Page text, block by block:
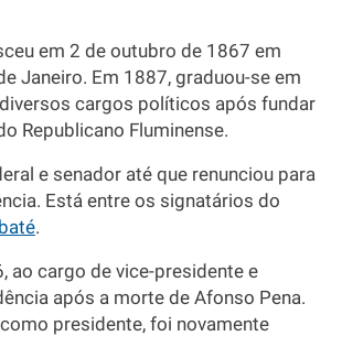
em 2 de outubro de 1867 em
Janeiro. Em 1887, graduou-se em
cargos políticos após fundar
Republicano Fluminense.
e senador até que renunciou para
Está entre os signatários do
.
ao cargo de vice-presidente e
após a morte de Afonso Pena.
presidente, foi novamente